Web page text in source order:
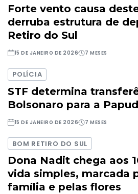
Forte vento causa
derruba estrutura de
Retiro do Sul
15 DE JANEIRO DE 2026 7 MESES
POLÍCIA
STF determina
Bolsonaro para a
15 DE JANEIRO DE 2026 7 MESES
BOM RETIRO DO SUL
Dona Nadit chega aos
vida simples, marcada
família e pelas flores